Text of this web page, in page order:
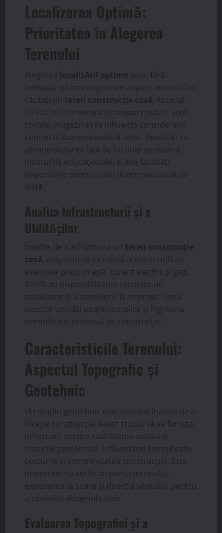
Localizarea Optimă:
Prioritatea în Alegerea
Terenului
Alegerea localizării optime este, fără
îndoială, cel mai important aspect atunci când
căutați un teren construcție casă . Accesul
facil la infrastructură (transport public, școli,
spitale, magazine) va influența considerabil
confortul dumneavoastră zilnic. Analizați cu
atenție distanța față de locurile de muncă,
instituțiile educaționale, și alte facilități
importante pentru stilul dumneavoastră de
viață.
Analiza Infrastructurii și a
Utilităților
Înainte de a achiziționa un teren construcție
casă, asigurați-vă că există acces la utilități
esențiale precum apă, curent electric și gaz.
Verificați disponibilitatea rețelelor de
canalizare și a conexiunii la internet. Lipsa
acestor utilități poate complica și îngreuna
semnificativ procesul de construcție.
Caracteristicile Terenului:
Aspectul Topografic și
Geotehnic
Un studiu geotehnic este esențial înainte de a
începe construcția. Acest studiu vă va furniza
informații despre stabilitatea solului și
riscurile geotehnice, influențând semnificativ
costurile și complexitatea construcției. Este
important să verificați panta terenului,
expunerea la soare și direcția vântului, pentru
a optimiza designul casei.
Evaluarea Topografiei și a